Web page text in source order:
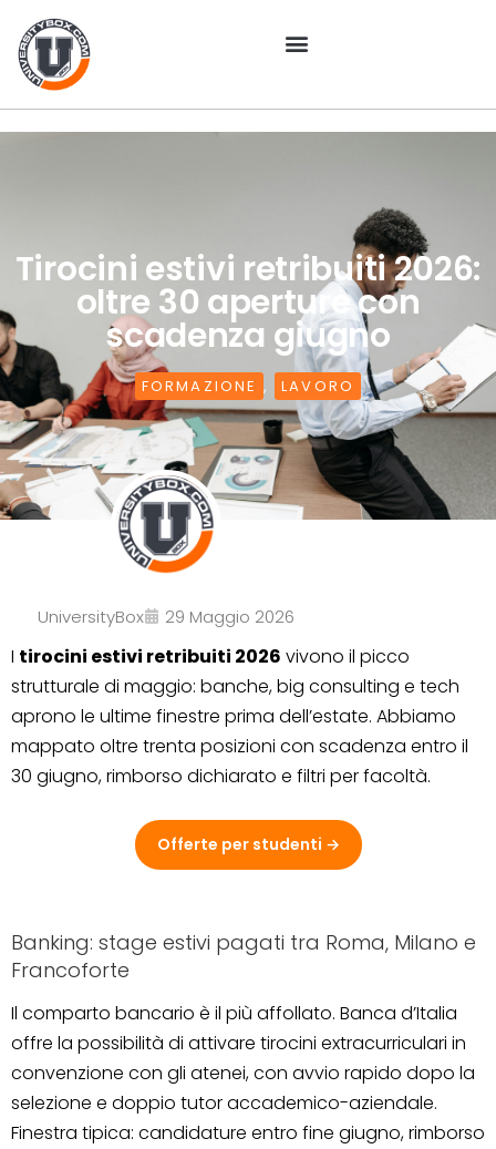
Tirocini estivi retribuiti 2026:
oltre 30 aperture con
scadenza giugno
FORMAZIONE , LAVORO
UniversityBox 29 Maggio 2026
I tirocini estivi retribuiti 2026 vivono il picco
strutturale di maggio: banche, big consulting e tech
aprono le ultime finestre prima dell’estate. Abbiamo
mappato oltre trenta posizioni con scadenza entro il
30 giugno, rimborso dichiarato e filtri per facoltà.
Offerte per studenti →
Banking: stage estivi pagati tra Roma, Milano e
Francoforte
Il comparto bancario è il più affollato. Banca d’Italia
offre la possibilità di attivare tirocini extracurriculari in
convenzione con gli atenei, con avvio rapido dopo la
selezione e doppio tutor accademico-aziendale.
Finestra tipica: candidature entro fine giugno, rimborso